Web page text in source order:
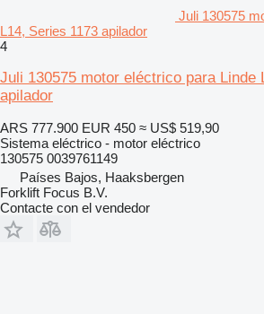
Juli 130575
L14, Series 1173 apilador
4
Juli 130575 motor eléctrico para Linde
apilador
ARS 777.900 EUR 450 ≈ US$ 519,90
Sistema eléctrico - motor eléctrico
130575 0039761149
Países Bajos, Haaksbergen
Forklift Focus B.V.
Contacte con el vendedor